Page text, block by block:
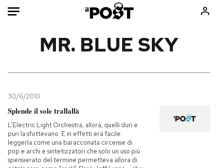
Mondo
Politica
Tecnologia
Internet
Scienza
Storie/Idee
Media
Europa
MR. BLUE SKY
30/6/2010
Splende il sole trallallà
L’Electric Light Orchestra, allora, quelli duri e
puri la sfottevano. E in effetti era facile
leggerla come una baracconata circense di
pop e archi e sintetizzatori che solo un uso più
spensierato del termine permetteva allora di